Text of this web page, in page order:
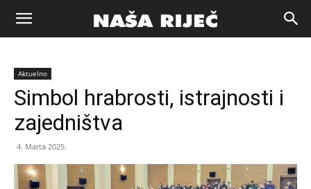
Naša
riječ
Aktuelno
Simbol hrabrosti, istrajnosti i
zajedništva
4. Marta 2025.